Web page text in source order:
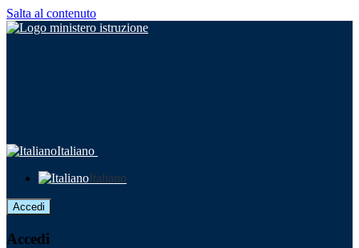
Salta al contenuto
Italiano
Italiano
Accedi
Accedi